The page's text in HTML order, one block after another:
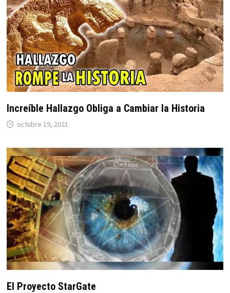
Increíble Hallazgo Obliga a Cambiar la Historia
octubre 19, 2021
El Proyecto StarGate